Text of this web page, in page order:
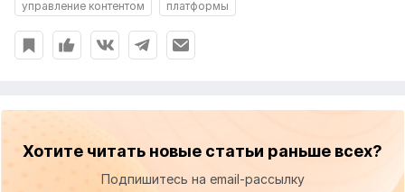
управление контентом платформы
Хотите читать новые статьи раньше всех?
Подпишитесь на email-рассылку